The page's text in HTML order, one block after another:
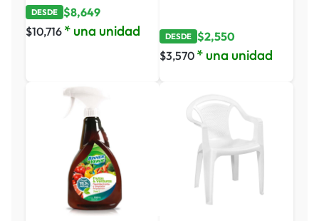
DESDE $8,649
$10,716 * una unidad DESDE $2,550
$3,570 * una unidad